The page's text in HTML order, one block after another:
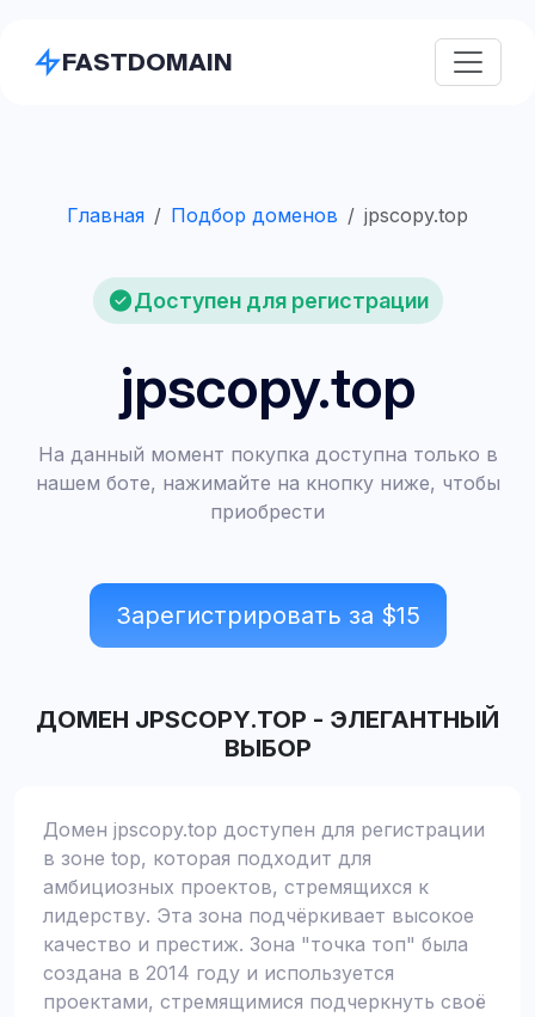
FASTDOMAIN
Главная Подбор доменов jpscopy.top
Доступен для регистрации
jpscopy.top
На данный момент покупка доступна только в
нашем боте, нажимайте на кнопку ниже, чтобы
приобрести
Зарегистрировать за $15
ДОМЕН JPSCOPY.TOP - ЭЛЕГАНТНЫЙ
ВЫБОР
Домен jpscopy.top доступен для регистрации
в зоне top, которая подходит для
амбициозных проектов, стремящихся к
лидерству. Эта зона подчёркивает высокое
качество и престиж. Зона "точка топ" была
создана в 2014 году и используется
проектами, стремящимися подчеркнуть своё